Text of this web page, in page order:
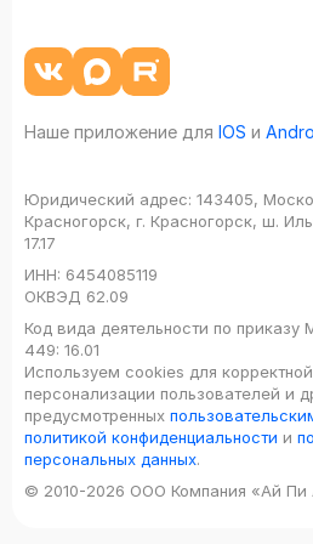
Наше приложение для IOS и
Юридический адрес: 143405,
Красногорск, г. Красногорск, ш.
17.17
ИНН: 6454085119
ОКВЭД 62.09
Код вида деятельности по
449: 16.01
Используем cookies для
персонализации пользователей и
предусмотренных
политикой конфиденциальности и
персональных данных.
© 2010-2026 ООО Компания «Ай Пи